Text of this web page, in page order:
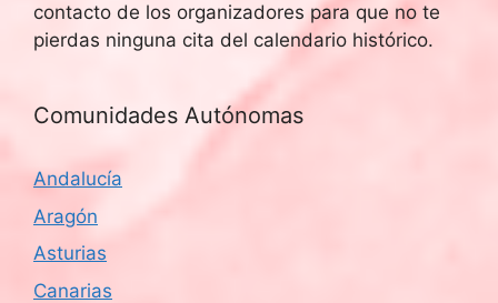
contacto de los organizadores para que no te
pierdas ninguna cita del calendario histórico.
Comunidades Autónomas
Andalucía
Aragón
Asturias
Canarias